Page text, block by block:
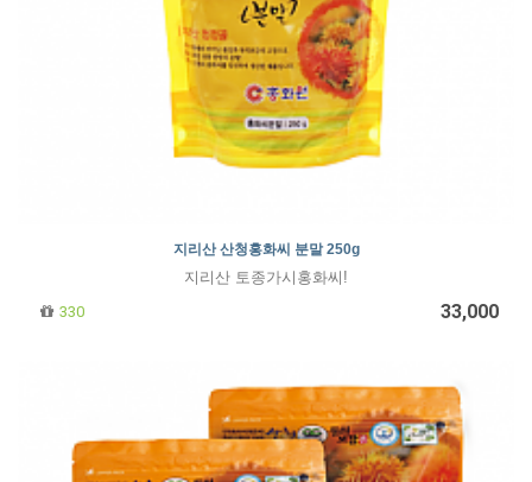
지리산 산청홍화씨 분말 250g
지리산 토종가시홍화씨!
330
33,000